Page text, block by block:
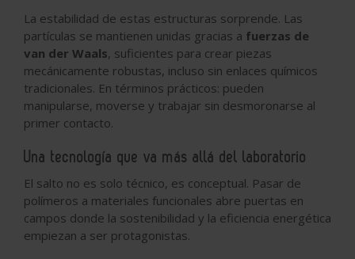
La estabilidad de estas estructuras sorprende. Las
partículas se mantienen unidas gracias a fuerzas de
van der Waals, suficientes para crear piezas
mecánicamente robustas, incluso sin enlaces químicos
tradicionales. En términos prácticos: pueden
manipularse, moverse y trabajar sin desmoronarse al
primer contacto.
Una tecnología que va más allá del laboratorio
El salto no es solo técnico, es conceptual. Pasar de
polímeros a materiales funcionales abre puertas en
campos donde la sostenibilidad y la eficiencia energética
empiezan a ser protagonistas.